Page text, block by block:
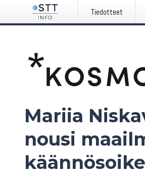
Tiedotteet
Mariia
nousi